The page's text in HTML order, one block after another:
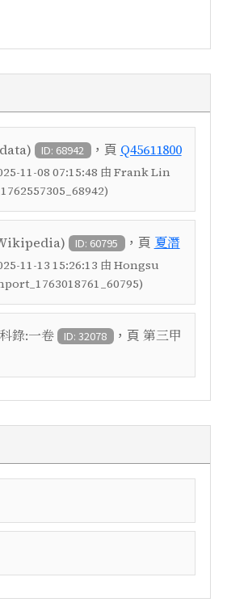
ID: 68942 ，頁 Q45611800
11-08 07:15:48 由 Frank Lin
ID: 60795 ，頁 夏潛
11-13 15:26:13 由 Hongsu
錄:一卷 ID: 32078 ，頁 第三甲